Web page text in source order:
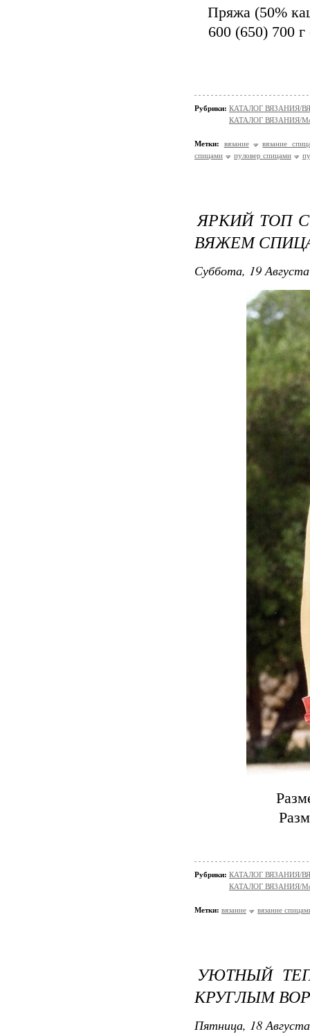
Пряжа (50%
600 (650) 700
Рубрики: КАТАЛОГ ВЯЗАНИЯ/
КАТАЛОГ ВЯЗАНИЯ/
Метки: вязание
вязание
спицами
пуловер спицами
ЯРКИЙ ТОП
ВЯЖЕМ
Суббота, 19
Рубрики: КАТАЛОГ ВЯЗАНИЯ/
КАТАЛОГ ВЯЗАНИЯ/
Метки: вязание вязание
УЮТНЫЙ
КРУГЛЫМ
Пятница, 18